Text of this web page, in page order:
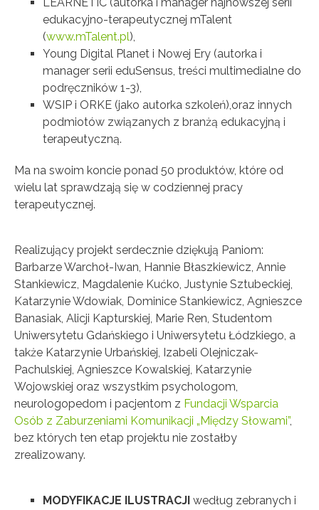
edukacyjno-terapeutycznej mTalent
(www.mTalent.pl),
Young Digital Planet i Nowej Ery (autorka i
manager serii eduSensus, treści multimedialne do
podręczników 1-3),
WSIP i ORKE (jako autorka szkoleń),oraz innych
podmiotów związanych z branżą edukacyjną i
terapeutyczną.
Ma na swoim koncie ponad 50 produktów, które od
wielu lat sprawdzają się w codziennej pracy
terapeutycznej.
Realizujący projekt serdecznie dziękują Paniom:
Barbarze Warchoł-Iwan, Hannie Błaszkiewicz, Annie
Stankiewicz, Magdalenie Kućko, Justynie Sztubeckiej,
Katarzynie Wdowiak, Dominice Stankiewicz, Agnieszce
Banasiak, Alicji Kapturskiej, Marie Ren, Studentom
Uniwersytetu Gdańskiego i Uniwersytetu Łódzkiego, a
także Katarzynie Urbańskiej, Izabeli Olejniczak-
Pachulskiej, Agnieszce Kowalskiej, Katarzynie
Wojowskiej oraz wszystkim psychologom,
neurologopedom i pacjentom z Fundacji Wsparcia
Osób z Zaburzeniami Komunikacji „Między Słowami”,
bez których ten etap projektu nie zostałby
zrealizowany.
MODYFIKACJE ILUSTRACJI według zebranych i